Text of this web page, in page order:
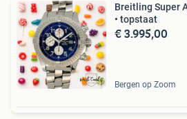
Breitling Super
• topstaat
€ 3.995,00
Bergen op Zoom